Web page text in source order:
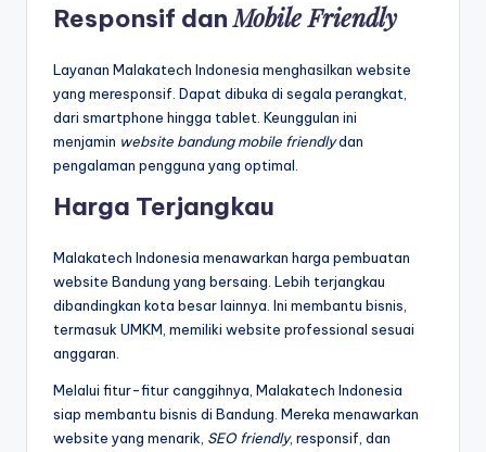
Responsif danMobile Friendly
Layanan Malakatech Indonesia menghasilkan website
yang meresponsif. Dapat dibuka di segala perangkat,
dari smartphone hingga tablet. Keunggulan ini
menjamin website bandung mobile friendlydan
pengalaman pengguna yang optimal.
Harga Terjangkau
Malakatech Indonesia menawarkan harga pembuatan
website Bandung yang bersaing. Lebih terjangkau
dibandingkan kota besar lainnya. Ini membantu bisnis,
termasuk UMKM, memiliki website professional sesuai
anggaran.
Melalui fitur-fitur canggihnya, Malakatech Indonesia
siap membantu bisnis di Bandung. Mereka menawarkan
website yang menarik, SEO friendly, responsif, dan